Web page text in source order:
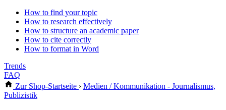
How to find your topic
How to research effectively
How to structure an academic paper
How to cite correctly
How to format in Word
Trends
FAQ
Zur Shop-Startseite › Medien / Kommunikation - Journalismus,
Publizistik